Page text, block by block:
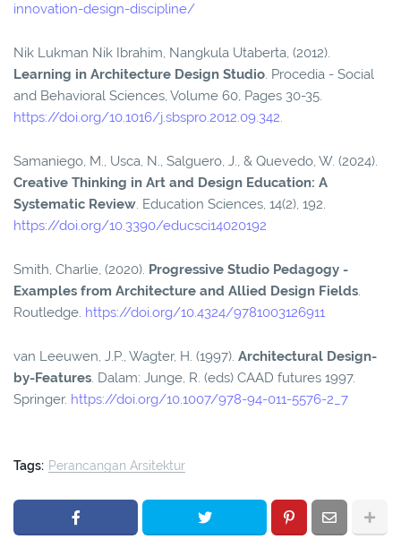
innovation-design-discipline/
Nik Lukman Nik Ibrahim, Nangkula Utaberta, (2012).
Learning in Architecture Design Studio. Procedia - Social
and Behavioral Sciences, Volume 60, Pages 30-35.
https://doi.org/10.1016/j.sbspro.2012.09.342.
Samaniego, M., Usca, N., Salguero, J., & Quevedo, W. (2024).
Creative Thinking in Art and Design Education: A
Systematic Review. Education Sciences, 14(2), 192.
https://doi.org/10.3390/educsci14020192
Smith, Charlie, (2020). Progressive Studio Pedagogy -
Examples from Architecture and Allied Design Fields.
Routledge. https://doi.org/10.4324/9781003126911
van Leeuwen, J.P., Wagter, H. (1997). Architectural Design-
by-Features. Dalam: Junge, R. (eds) CAAD futures 1997.
Springer. https://doi.org/10.1007/978-94-011-5576-2_7
Tags: Perancangan Arsitektur